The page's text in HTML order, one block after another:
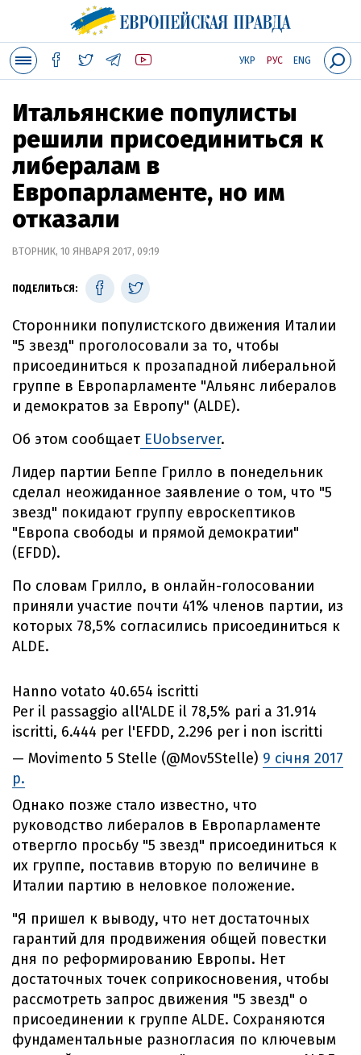
УКР РУС ENG
Итальянские популисты
решили присоединиться к
либералам в
Европарламенте, но им
отказали
ВТОРНИК, 10 ЯНВАРЯ 2017, 09:19
ПОДЕЛИТЬСЯ:
Сторонники популистского движения Италии
"5 звезд" проголосовали за то, чтобы
присоединиться к прозападной либеральной
группе в Европарламенте "Альянс либералов
и демократов за Европу" (ALDE).
Об этом сообщает EUobserver.
Лидер партии Беппе Грилло в понедельник
сделал неожиданное заявление о том, что "5
звезд" покидают группу евроскептиков
"Европа свободы и прямой демократии"
(EFDD).
По словам Грилло, в онлайн-голосовании
приняли участие почти 41% членов партии, из
которых 78,5% согласились присоединиться к
ALDE.
Hanno votato 40.654 iscritti
Per il passaggio all'ALDE il 78,5% pari a 31.914
iscritti, 6.444 per l'EFDD, 2.296 per i non iscritti
— Movimento 5 Stelle (@Mov5Stelle) 9 січня 2017
р.
Однако позже стало известно, что
руководство либералов в Европарламенте
отвергло просьбу "5 звезд" присоединиться к
их группе, поставив вторую по величине в
Италии партию в неловкое положение.
"Я пришел к выводу, что нет достаточных
гарантий для продвижения общей повестки
дня по реформированию Европы. Нет
достаточных точек соприкосновения, чтобы
рассмотреть запрос движения "5 звезд" о
присоединении к группе ALDE. Сохраняются
фундаментальные разногласия по ключевым